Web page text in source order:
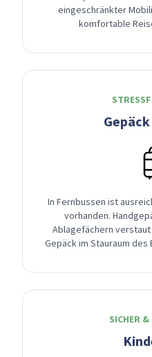
eingeschränkter
komfortable
In Fernbussen ist
vorhanden.
Ablagefächern
Gepäck im Stauraum
SICHER &